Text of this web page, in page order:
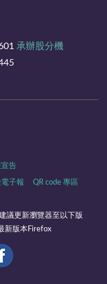
承辦股分機
宣告
子報 QR code 專區
議更新瀏覽器至以下版
新版本Firefox